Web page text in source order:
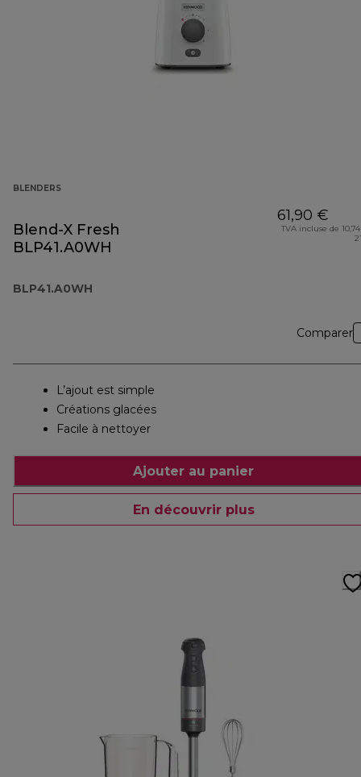
BLENDERS
Blend-X Fresh
BLP41.A0WH
BLP41.A0WH
61,90 €
TVA incluse de
Comparer
L’ajout est simple
Créations glacées
Facile à nettoyer
Ajouter au panier
En découvrir plus